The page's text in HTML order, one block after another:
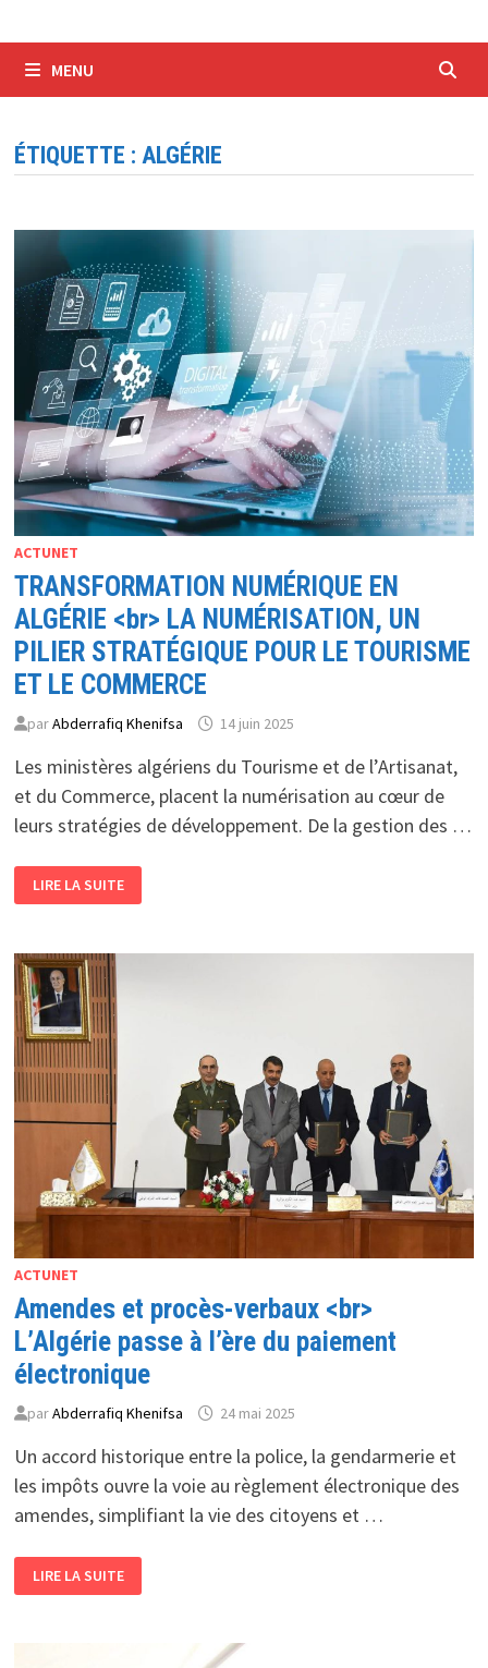
MENU
ÉTIQUETTE : ALGÉRIE
ACTUNET
TRANSFORMATION NUMÉRIQUE EN
ALGÉRIE <br> LA NUMÉRISATION, UN
PILIER STRATÉGIQUE POUR LE TOURISME
ET LE COMMERCE
parAbderrafiq Khenifsa 14 juin 2025
Les ministères algériens du Tourisme et de l’Artisanat,
et du Commerce, placent la numérisation au cœur de
leurs stratégies de développement. De la gestion des …
NUMÉRIQUE
EN
LA
NUMÉRISATION,
UN
PILIER
STRATÉGIQUE
POUR
LE
TOURISME
ET
COMMERCE
LIRE LA SUITE
ACTUNET
Amendes et procès-verbaux <br>
L’Algérie passe à l’ère du paiement
électronique
parAbderrafiq Khenifsa 24 mai 2025
Un accord historique entre la police, la gendarmerie et
les impôts ouvre la voie au règlement électronique des
amendes, simplifiant la vie des citoyens et …
ET
PROCÈS-
LIRE LA SUITE